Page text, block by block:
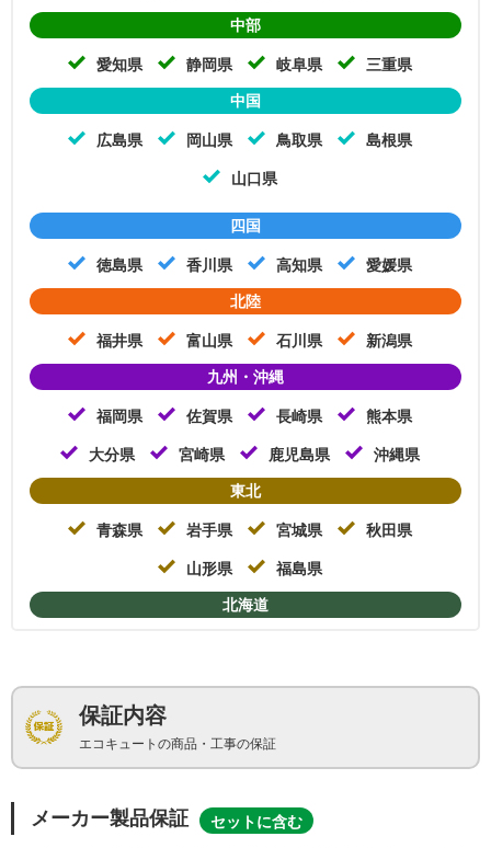
中部
愛知県 静岡県 岐阜県 三重県
中国
広島県 岡山県 鳥取県 島根県
山口県
四国
徳島県 香川県 高知県 愛媛県
北陸
福井県 富山県 石川県 新潟県
九州・沖縄
福岡県 佐賀県 長崎県 熊本県
大分県 宮崎県 鹿児島県 沖縄県
東北
青森県 岩手県 宮城県 秋田県
山形県 福島県
北海道
保証内容
エコキュートの商品・工事の保証
メーカー製品保証 セットに含む